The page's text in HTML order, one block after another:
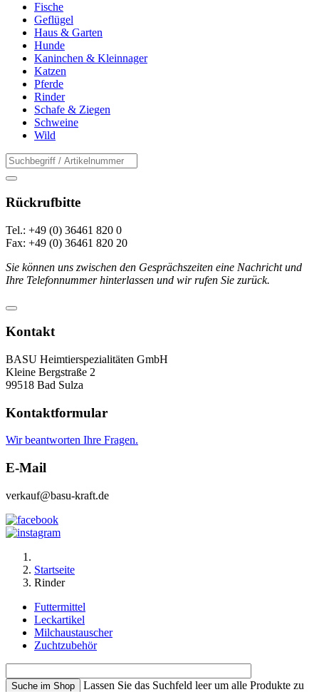
Fische
Geflügel
Haus & Garten
Hunde
Kaninchen & Kleinnager
Katzen
Pferde
Rinder
Schafe & Ziegen
Schweine
Wild
Rückrufbitte
Tel.: +49 (0) 36461 820 0
Fax: +49 (0) 36461 820 20
Sie können uns zwischen den Gesprächszeiten eine Nachricht und
Ihre Telefonnummer hinterlassen und wir rufen Sie zurück.
Kontakt
BASU Heimtierspezialitäten GmbH
Kleine Bergstraße 2
99518 Bad Sulza
Kontaktformular
Wir beantworten Ihre Fragen.
E-Mail
verkauf@basu-kraft.de
Startseite
Rinder
Futtermittel
Leckartikel
Milchaustauscher
Zuchtzubehör
Lassen Sie das Suchfeld leer um alle Produkte zu